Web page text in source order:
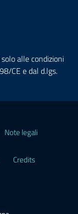
alle condizioni
CE e dal d.lgs.
Note legali
Credits